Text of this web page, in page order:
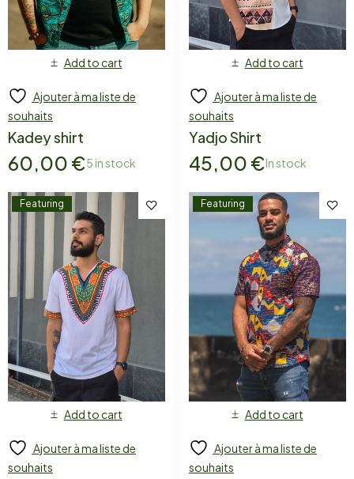
Add to cart
Ajouter à ma liste de
souhaits
Kadey shirt
60,00 €5 in stock
Add to cart
Ajouter à ma liste de
souhaits
Yadjo Shirt
45,00 €In stock
Featuring
Add to cart
Ajouter à ma liste de
souhaits
Featuring
Add to cart
Ajouter à ma liste de
souhaits